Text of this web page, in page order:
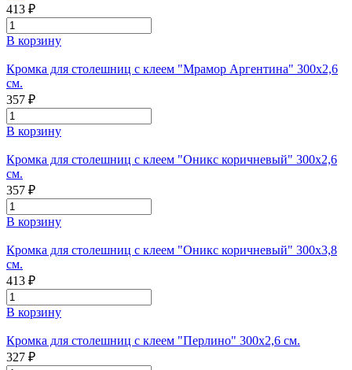
413 ₽
В корзину
Кромка для столешниц с клеем "Мрамор Аргентина" 300х2,6
см.
357 ₽
В корзину
Кромка для столешниц с клеем "Оникс коричневый" 300х2,6
см.
357 ₽
В корзину
Кромка для столешниц с клеем "Оникс коричневый" 300х3,8
см.
413 ₽
В корзину
Кромка для столешниц с клеем "Перлино" 300х2,6 см.
327 ₽